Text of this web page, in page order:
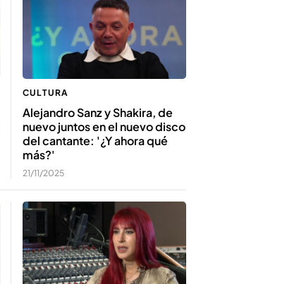
CULTURA
Alejandro Sanz y Shakira, de
nuevo juntos en el nuevo disco
del cantante: '¿Y ahora qué
más?'
21/11/2025